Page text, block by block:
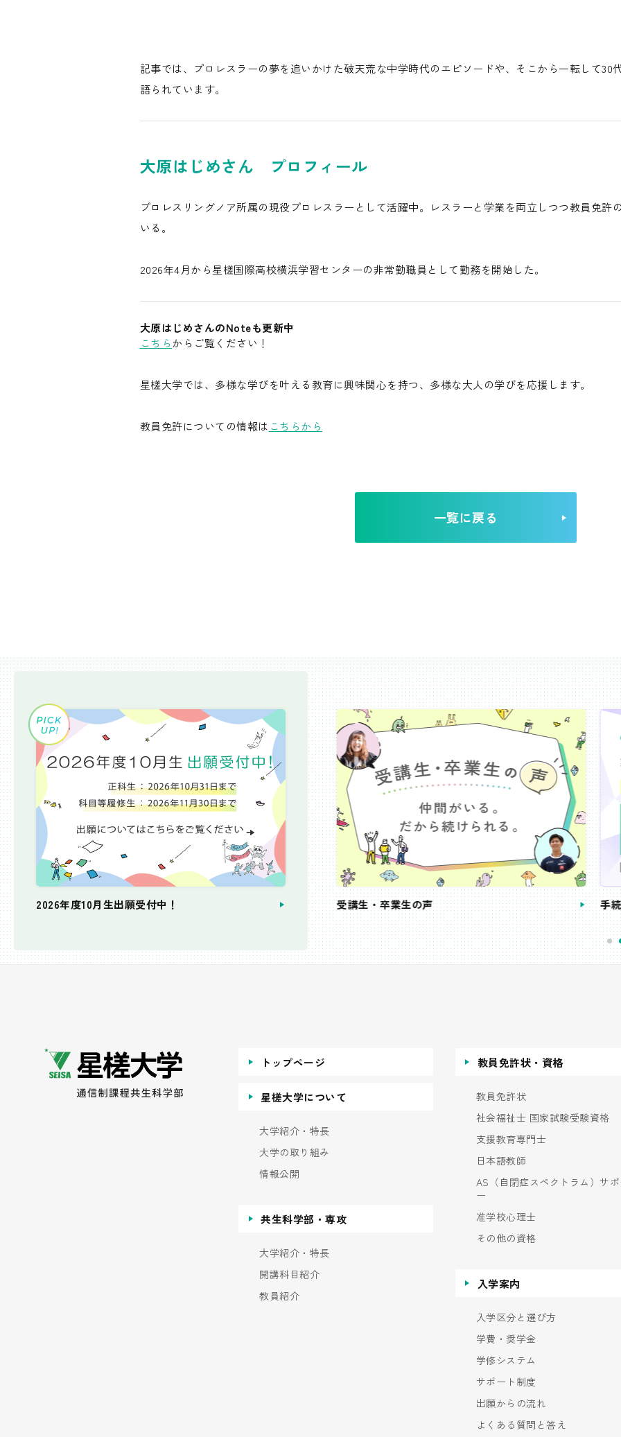
記事では、プロレスラーの夢を追いかけた破天荒な中学時代のエピソードや、そこから一転して30
語られています。
大原はじめさん プロフィール
プロレスリングノア所属の現役プロレスラーとして活躍中。レスラーと学業を両立しつつ教員免許
いる。
2026年4月から星槎国際高校横浜学習センターの非常勤職員として勤務を開始した。
大原はじめさんのNoteも更新中
こちらからご覧ください！
星槎大学では、多様な学びを叶える教育に興味関心を持つ、多様な大人の学びを応援します。
教員免許についての情報は こちらから
一覧に戻る
2026年度10月生出願受付中！
個別相談会 受講生・卒業生の声 手続
トップページ
星槎大学について
大学紹介・特長
大学の取り組み
情報公開
共生科学部・専攻
大学紹介・特長
開講科目紹介
教員紹介
教員免許状・資格
教員免許状
社会福祉士 国家試験受験資格
支援教育専門士
日本語教師
AS（自閉症スペクトラム）サ
ー
准学校心理士
その他の資格
入学案内
入学区分と選び方
学費・奨学金
学修システム
サポート制度
出願からの流れ
よくある質問と答え